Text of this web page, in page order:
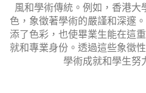
風和學術傳統。例如，香港大
色，象徵著學術的嚴謹和深邃
添了色彩，也使畢業生能在這
就和專業身份。透過這些象徵
學術成就和學生努